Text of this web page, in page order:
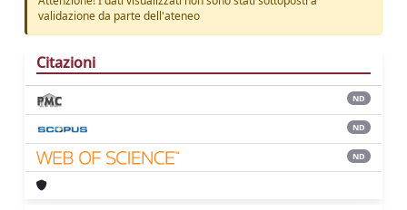
validazione da parte dell'ateneo
Citazioni
ND
ND
ND